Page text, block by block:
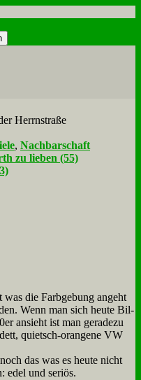
, Nachbarschaft
zu lieben (55)
die Farb­ge­bung an­geht
Wenn man sich heu­te Bil­
an­sieht ist man ge­ra­de­zu
quietsch-oran­ge­ne VW
das was es heu­te nicht
edel und se­ri­ös.